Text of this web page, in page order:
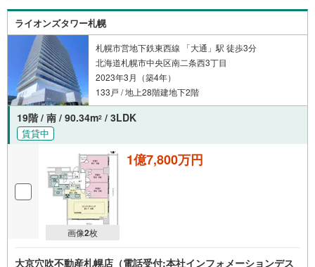
ライオンズタワー札幌
札幌市営地下鉄東西線 「大通」駅 徒歩3分
北海道札幌市中央区南二条西3丁目
2023年3月（築4年）
133戸 / 地上28階建地下2階
19階 / 南 / 90.34m2 / 3LDK
賃貸中
画像2枚
1億7,800万円
大京穴吹不動産札幌店（電話受付:本社インフォメーションデス